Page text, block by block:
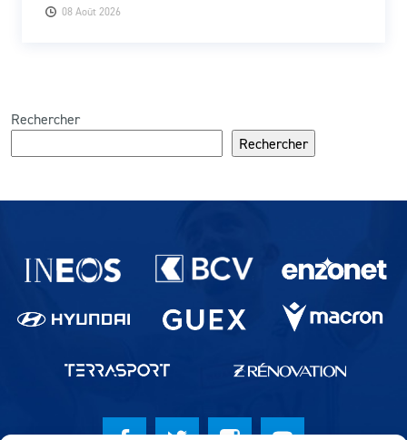
08 Août 2026
Rechercher
Rechercher
Partenaires du lausanne-Sport